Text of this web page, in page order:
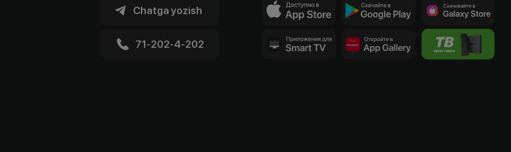
Chatga yozish
71-202-4-202